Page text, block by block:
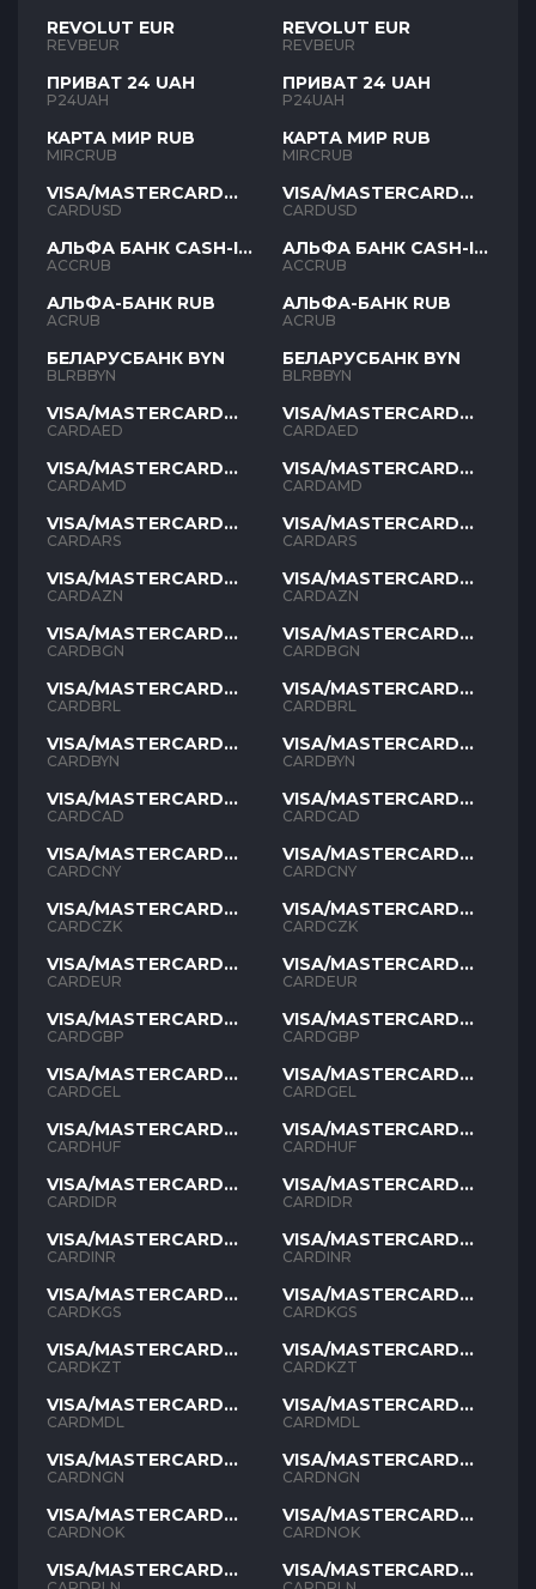
REVOLUT EUR
REVBEUR
ПРИВАТ 24 UAH
P24UAH
КАРТА МИР RUB
MIRCRUB
VISA/MASTERCARD
USD
CARDUSD
АЛЬФА БАНК CASH-IN
RUB
ACCRUB
АЛЬФА-БАНК RUB
ACRUB
БЕЛАРУСБАНК BYN
BLRBBYN
VISA/MASTERCARD
AED
CARDAED
VISA/MASTERCARD
AMD
CARDAMD
VISA/MASTERCARD
ARS
CARDARS
VISA/MASTERCARD
AZN
CARDAZN
VISA/MASTERCARD
BGN
CARDBGN
VISA/MASTERCARD
BRL
CARDBRL
VISA/MASTERCARD
BYN
CARDBYN
VISA/MASTERCARD
CAD
CARDCAD
VISA/MASTERCARD
CNY
CARDCNY
VISA/MASTERCARD
CZK
CARDCZK
VISA/MASTERCARD
EUR
CARDEUR
VISA/MASTERCARD
GBP
CARDGBP
VISA/MASTERCARD
GEL
CARDGEL
VISA/MASTERCARD
HUF
CARDHUF
VISA/MASTERCARD
IDR
CARDIDR
VISA/MASTERCARD
INR
CARDINR
VISA/MASTERCARD
KGS
CARDKGS
VISA/MASTERCARD
KZT
CARDKZT
VISA/MASTERCARD
MDL
CARDMDL
VISA/MASTERCARD
NGN
CARDNGN
VISA/MASTERCARD
NOK
CARDNOK
VISA/MASTERCARD
REVOLUT EUR
REVBEUR
ПРИВАТ 24 UAH
P24UAH
КАРТА МИР RUB
MIRCRUB
VISA/MASTERCARD
USD
CARDUSD
АЛЬФА БАНК CASH-IN
RUB
ACCRUB
АЛЬФА-БАНК RUB
ACRUB
БЕЛАРУСБАНК BYN
BLRBBYN
VISA/MASTERCARD
AED
CARDAED
VISA/MASTERCARD
AMD
CARDAMD
VISA/MASTERCARD
ARS
CARDARS
VISA/MASTERCARD
AZN
CARDAZN
VISA/MASTERCARD
BGN
CARDBGN
VISA/MASTERCARD
BRL
CARDBRL
VISA/MASTERCARD
BYN
CARDBYN
VISA/MASTERCARD
CAD
CARDCAD
VISA/MASTERCARD
CNY
CARDCNY
VISA/MASTERCARD
CZK
CARDCZK
VISA/MASTERCARD
EUR
CARDEUR
VISA/MASTERCARD
GBP
CARDGBP
VISA/MASTERCARD
GEL
CARDGEL
VISA/MASTERCARD
HUF
CARDHUF
VISA/MASTERCARD
IDR
CARDIDR
VISA/MASTERCARD
INR
CARDINR
VISA/MASTERCARD
KGS
CARDKGS
VISA/MASTERCARD
KZT
CARDKZT
VISA/MASTERCARD
MDL
CARDMDL
VISA/MASTERCARD
NGN
CARDNGN
VISA/MASTERCARD
NOK
CARDNOK
VISA/MASTERCARD